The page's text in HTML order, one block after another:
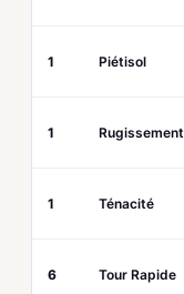
1 Piétisol
1 Rugissement
1 Ténacité
6 Tour Rapide